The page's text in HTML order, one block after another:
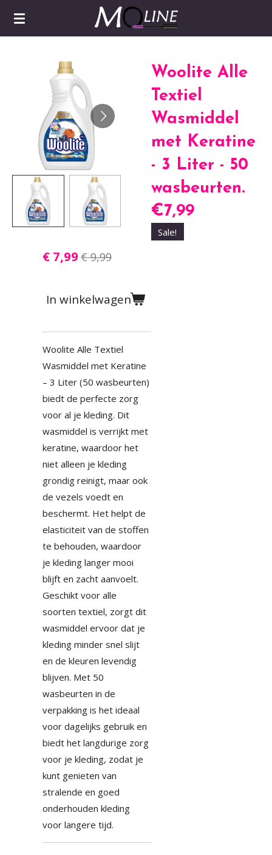
Ga
hoofdinhoud
Woolite Alle
Textiel
Wasmiddel
met Keratine
- 3 Liter - 50
wasbeurten.
€7,99
Sale!
€ 7,99 € 9,99
In winkelwagen
Woolite Alle Textiel
Wasmiddel met Keratine
– 3 Liter (50 wasbeurten)
biedt de perfecte zorg
voor al je kleding. Dit
wasmiddel is verrijkt met
keratine, waardoor het
niet alleen je kleding
grondig reinigt, maar ook
de vezels voedt en
beschermt. Het helpt de
elasticiteit van de stoffen
te behouden, waardoor
je kleding langer mooi
blijft en zacht aanvoelt.
Geschikt voor alle
soorten textiel, zorgt dit
wasmiddel ervoor dat je
kleding minder snel slijt
en de kleuren levendig
blijven. Met 50
wasbeurten in de
verpakking is het ideaal
voor dagelijks gebruik en
biedt het langdurige zorg
voor je kleding, zodat je
kunt genieten van
stralende en goed
onderhouden kleding
voor langere tijd.